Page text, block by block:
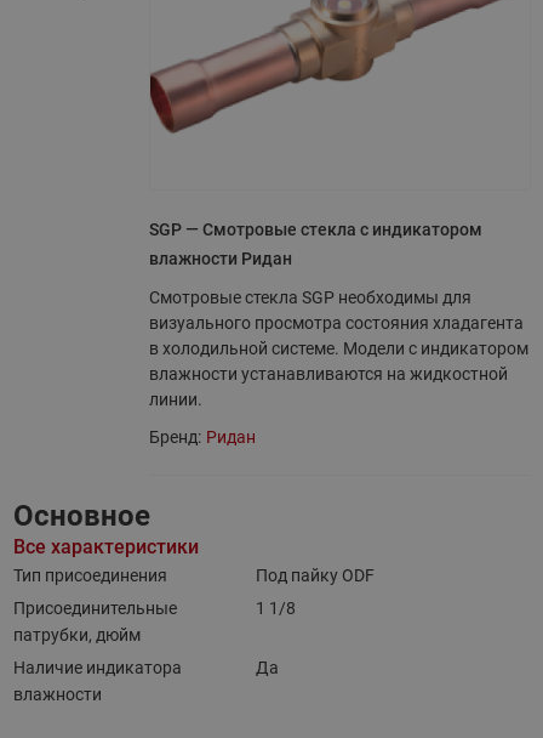
SGP — Смотровые стекла с индикатором
влажности Ридан
Смотровые стекла SGP необходимы для
визуального просмотра состояния хладагента
в холодильной системе. Модели с индикатором
влажности устанавливаются на жидкостной
линии.
Бренд: Ридан
Основное
Все характеристики
Тип присоединения
Под пайку ODF
Присоединительные
патрубки, дюйм
1 1/8
Наличие индикатора
влажности
Да